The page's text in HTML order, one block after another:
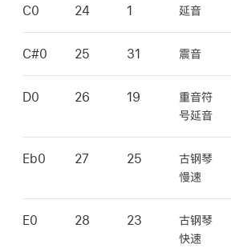
C0 24 1 延音
C#0 25 31 震音
D0 26 19
重音符
号延音
Eb0 27 25
古钢琴
慢速
E0 28 23
古钢琴
快速